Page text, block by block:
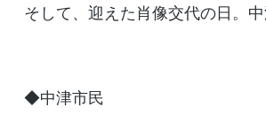
そして、迎えた肖像交代の日。
◆中津市民